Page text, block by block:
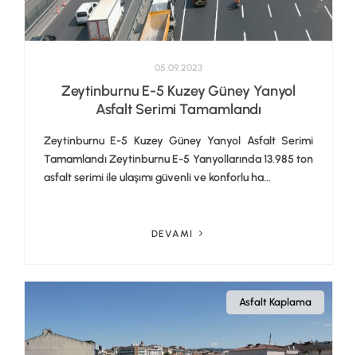
05.09.2023
Zeytinburnu E-5 Kuzey Güney Yanyol
Asfalt Serimi Tamamlandı
Zeytinburnu E-5 Kuzey Güney Yanyol Asfalt Serimi
Tamamlandı Zeytinburnu E-5 Yanyollarında 13.985 ton
asfalt serimi ile ulaşımı güvenli ve konforlu ha...
DEVAMI
Asfalt Kaplama